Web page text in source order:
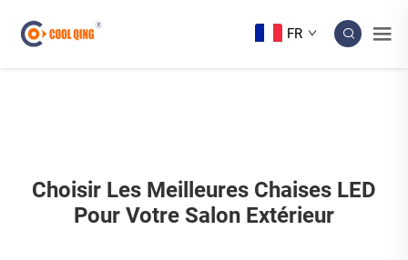
FR
Choisir Les Meilleures Chaises LED
Pour Votre Salon Extérieur